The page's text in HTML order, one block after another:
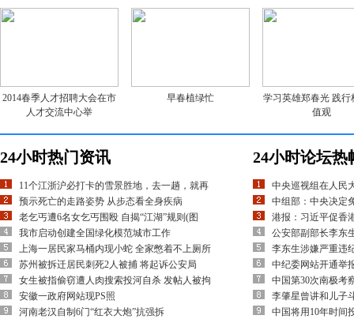
2014春季人才招聘大会在市
人才交流中心举
早春植绿忙
学习英雄郑春光 践行
值观
24小时热门资讯
11个江浙沪必打卡的雪景胜地，去一趟，就再
预示死亡的走路姿势 从步态看全身疾病
老乞丐遭6名女乞丐围殴 自揭“江湖”规则(图
我市启动创建全国绿化模范城市工作
上海一居民家马桶内现小蛇 全家憋着不上厕所
苏州被拆迁居民刺死2人被捕 将起诉公安局
女生被指偷窃遭人肉搜索投河自杀 发帖人被拘
安徽一政府网站现PS照
河南老汉自制6门“红衣大炮”抗强拆
24小时论坛热
中央巡视组在人民
中组部：中央决定
港报：习近平促香
公安部副部长李东
李东生涉嫌严重违
中纪委网站开通举
中国第30次南极考
李肇星曾讲和儿子
中国将用10年时间